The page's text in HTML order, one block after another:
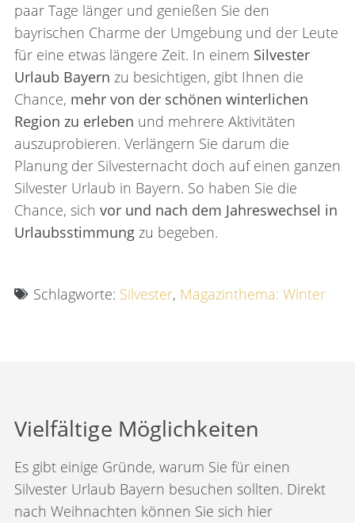
paar Tage länger und genießen Sie den
bayrischen Charme der Umgebung und der Leute
für eine etwas längere Zeit. In einem Silvester
Urlaub Bayern zu besichtigen, gibt Ihnen die
Chance, mehr von der schönen winterlichen
Region zu erleben und mehrere Aktivitäten
auszuprobieren. Verlängern Sie darum die
Planung der Silvesternacht doch auf einen ganzen
Silvester Urlaub in Bayern. So haben Sie die
Chance, sich vor und nach dem Jahreswechsel in
Urlaubsstimmungzu begeben.
Schlagworte: Silvester, Magazinthema: Winter
Vielfältige Möglichkeiten
Es gibt einige Gründe, warum Sie für einen
Silvester Urlaub Bayern besuchen sollten. Direkt
nach Weihnachten können Sie sich hier